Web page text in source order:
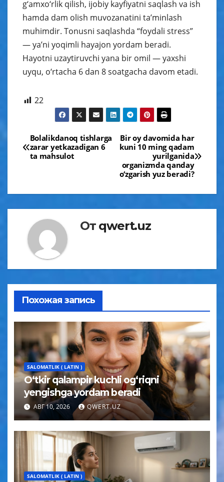
g‘amxo‘rlik qilish, ijobiy kayfiyatni saqlash va ish
hamda dam olish muvozanatini ta’minlash
muhimdir. Tonusni saqlashda “foydali stress”
— ya’ni yoqimli hayajon yordam beradi.
Hayotni uzaytiruvchi yana bir omil — yaxshi
uyqu, o‘rtacha 6 dan 8 soatgacha davom etadi.
22
Навигация
по
Bir oy davomida har
kuni 10 ming qadam
yurilganida
organizmda qanday
o‘zgarish yuz beradi?
Bolalikdanoq tishlarga
zarar yetkazadigan 6
ta mahsulot
От qwert.uz
Похожая запись
SALOMATLIK ( LATIN )
O‘tkir qalampir kuchli og‘riqni
yengishga yordam beradi
АВГ 10, 2026 QWERT.UZ
SALOMATLIK ( LATIN )